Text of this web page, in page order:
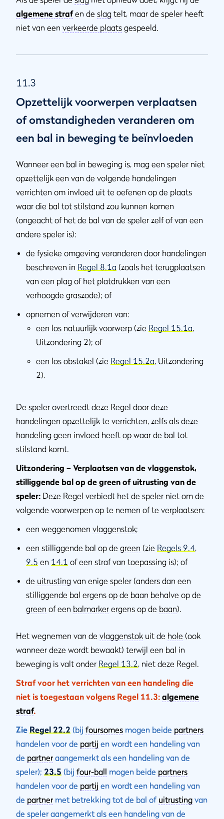
algemene strafen de slag telt, maar de speler heeft
niet van een verkeerde plaats gespeeld.
11.3
Opzettelijk voorwerpen verplaatsen
of omstandigheden veranderen om
een bal in beweging te beïnvloeden
Wanneer een bal in beweging is, mag een speler niet
opzettelijk een van de volgende handelingen
verrichten om invloed uit te oefenen op de plaats
waar die bal tot stilstand zou kunnen komen
(ongeacht of het de bal van de speler zelf of van een
andere speler is):
de fysieke omgeving veranderen door handelingen
beschreven in Regel 8.1a (zoals het terugplaatsen
van een plag of het platdrukken van een
verhoogde graszode); of
opnemen of verwijderen van:
een los natuurlijk voorwerp (zie Regel 15.1a,
Uitzondering 2); of
een los obstakel (zie Regel 15.2a, Uitzondering
2).
De speler overtreedt deze Regel door deze
handelingen opzettelijk te verrichten, zelfs als deze
handeling geen invloed heeft op waar de bal tot
stilstand komt.
Uitzondering – Verplaatsen van de vlaggenstok,
stilliggende bal op de green of uitrusting van de
speler: Deze Regel verbiedt het de speler niet om de
volgende voorwerpen op te nemen of te verplaatsen:
een weggenomen vlaggenstok;
een stilliggende bal op de green (zie Regels 9.4,
9.5 en 14.1 of een straf van toepassing is); of
de uitrusting van enige speler (anders dan een
stilliggende bal ergens op de baan behalve op de
green of een balmarker ergens op de baan).
Het wegnemen van de vlaggenstok uit de hole (ook
wanneer deze wordt bewaakt) terwijl een bal in
beweging is valt onder Regel 13.2, niet deze Regel.
Straf voor het verrichten van een handeling die
niet is toegestaan volgens Regel 11.3: algemene
straf.
Zie Regel 22.2 (bij foursomes mogen beide partners
handelen voor de partij en wordt een handeling van
de partner aangemerkt als een handeling van de
speler); 23.5 (bij four-ball mogen beide partners
handelen voor de partij en wordt een handeling van
de partner met betrekking tot de bal of uitrusting van
de speler aangemerkt als een handeling van de